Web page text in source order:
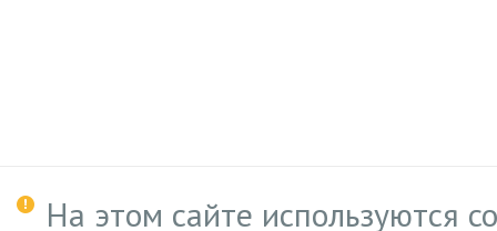
На этом сайте используются